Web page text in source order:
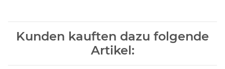
Kunden kauften dazu folgende
Artikel: